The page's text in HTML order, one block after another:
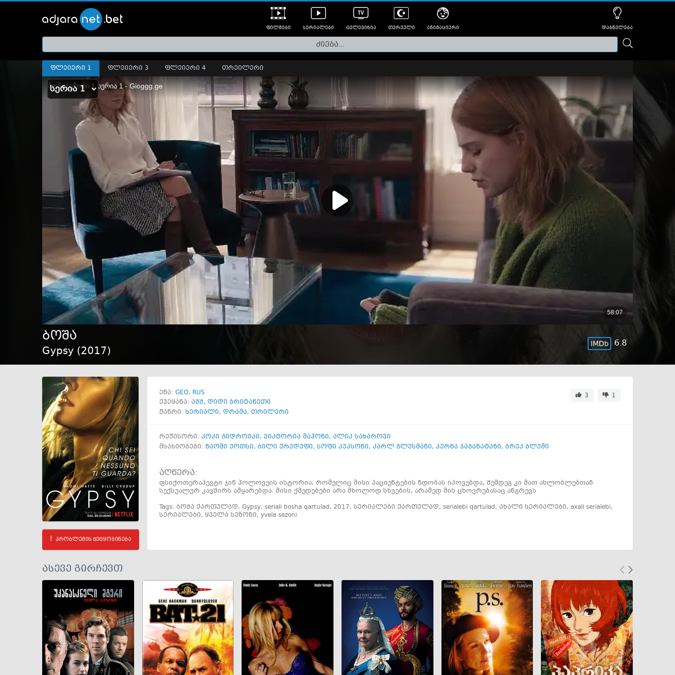
ფილმები
თრეილერები
სერიალები ტელევიზია თურქული ანიმაციური დაბნელება
ფლეიერი 1 ფლეიერი 3 ფლეიერი 4 თრეილერი
ბოშა
Gypsy (2017)
6.8
პრობლემის შეტყობინება
ენა: GEO RUS
ქვეყანა: აშშ, დიდი ბრიტანეთი
3
1
ჟანრი: სერიალი, დრამა, თრილერი
რეჟისორი: კოკი გიდროიკი, ვიკტორია მაჰონი, ალიკ სახაროვი
მსახიობები: ნაომი უოთსი, ბილი ქრუდუფი, სოფი კუკსონი, კარლ გლუსმანი, პურნა ჯაგანატანი, ბრუკ ბლუმი
აღწერა:
ფსიქოთერაპევტი ჯინ ჰოლოვეის ისტორია, რომელიც მისი პაციენტების ნდობას იპოვებდა, შემდეგ კი მათ ახლობლებთან
სექსუალურ კავშირს ამყარებდა. მისი ქმედებები არა მხოლოდ სხვების, არამედ მის ცხოვრებასაც ანგრევს
Tags: ბოშა ქართულად, Gypsy, seriali bosha qartulad, 2017, სერიალები ქართულად, serialebi qartulad, ახალი სერიალები, axali serialebi,
სერიალები, ყველა სეზონი, yvela sezoni
ასევე გირჩევთ